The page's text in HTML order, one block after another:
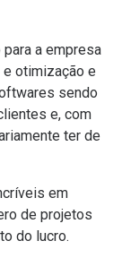
a empresa
otimização e
sendo
e, com
ter de
em
de projetos
do lucro.